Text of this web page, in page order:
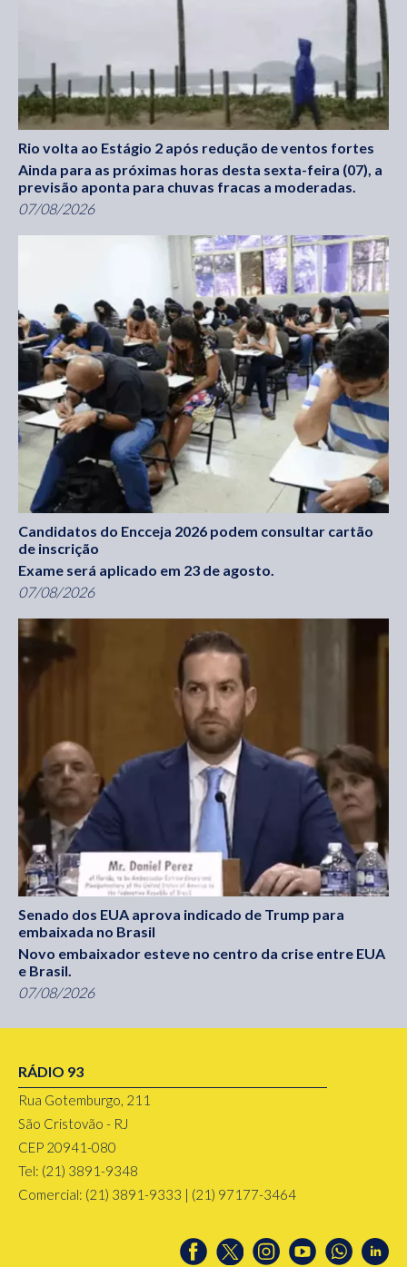
Rio volta ao Estágio 2 após redução de ventos fortes
Ainda para as próximas horas desta sexta-feira (07), a
previsão aponta para chuvas fracas a moderadas.
07/08/2026
Candidatos do Encceja 2026 podem consultar cartão
de inscrição
Exame será aplicado em 23 de agosto.
07/08/2026
Senado dos EUA aprova indicado de Trump para
embaixada no Brasil
Novo embaixador esteve no centro da crise entre EUA
e Brasil.
07/08/2026
RÁDIO 93
Rua Gotemburgo, 211
São Cristovão - RJ
CEP 20941-080
Tel: (21) 3891-9348
Comercial: (21) 3891-9333 | (21) 97177-3464